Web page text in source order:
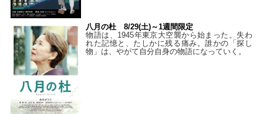
八月の杜 8/29(土)～1週間限定
物語は、1945年東京大空襲から始まった。失わ
れた記憶と、たしかに残る痛み。誰かの「探し
物」は、やがて自分自身の物語になっていく。